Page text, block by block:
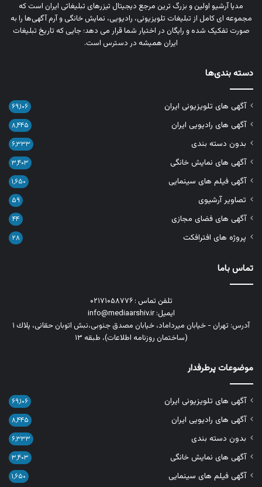
مدیا آرشیو اولین و بزرگ‌ ترین مرجع دیجیتال تیزرهای تبلیغاتی ایران است که
مجموعه‌ ای کامل از تبلیغات تلویزیونی، رادیویی، نمایش خانگی و آرم‌ آگهی‌ها را به‌
صورت تفکیک‌ شده و رایگان در اختیار شما قرار می‌ دهد؛ جایی که تاریخ تبلیغات
ایران همیشه در دسترس است.
دسته بندی‌ها
آگهی های تلویزیونی ایران ۶۹,۱۰۶
آگهی های رادیویی ایران ۸,۴۴۵
بدون دسته بندی ۶,۳۳۳
آگهی های نمایش خانگی ۳,۴۰۳
آگهی فیلم های سینمایی ۱,۶۵۰
تصاویر آرشیوی ۵۹
آگهی های فضای مجازی ۴۴
پروژه های افترافکت ۲۸
تماس باما
تلفن تماس : ۰۲۱۷۱۰۵۸۷۷۶
ایمیل: info@mediaarshiv.ir
آدرس: تهران - خیابان میرداماد، خیابان مصدق جنوبی،نبش اتوبان حقانی، پلاك ١
(ساختمان روزنامه اطلاعات)، طبقه ۱۳
موضوعات پرطرفدار
آگهی های تلویزیونی ایران ۶۹,۱۰۶
آگهی های رادیویی ایران ۸,۴۴۵
بدون دسته بندی ۶,۳۳۳
آگهی های نمایش خانگی ۳,۴۰۳
آگهی فیلم های سینمایی ۱,۶۵۰